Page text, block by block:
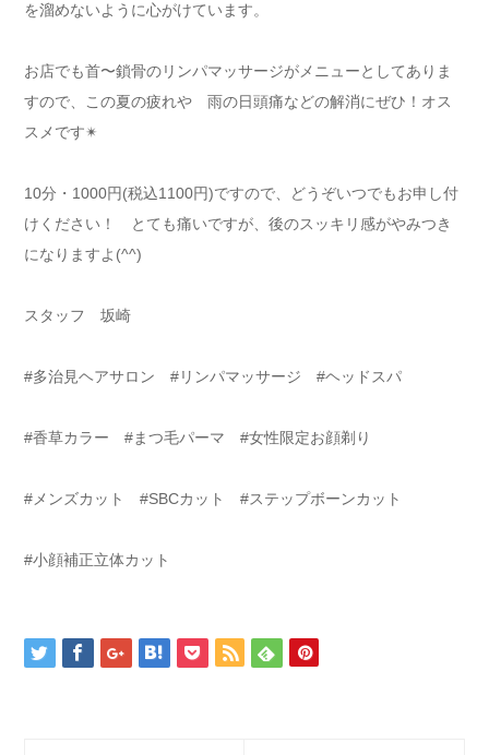
を溜めないように心がけています。
お店でも首〜鎖骨のリンパマッサージがメニューとしてありま
すので、この夏の疲れや 雨の日頭痛などの解消にぜひ！オス
スメです✴︎
10分・1000円(税込1100円)ですので、どうぞいつでもお申し付
けください！ とても痛いですが、後のスッキリ感がやみつき
になりますよ(^^)
スタッフ 坂崎
#多治見ヘアサロン #リンパマッサージ #ヘッドスパ
#香草カラー #まつ毛パーマ #女性限定お顔剃り
#メンズカット #SBCカット #ステップボーンカット
#小顔補正立体カット